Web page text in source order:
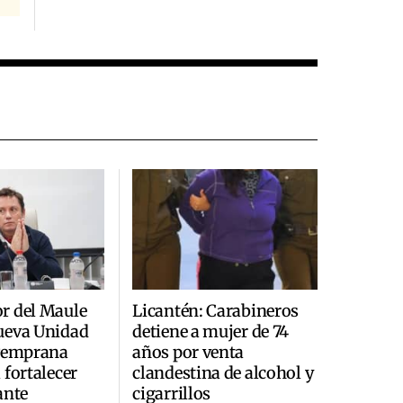
del Maule
Unidad
Licantén: Carabineros
detiene a mujer de 74
años por venta
clandestina de alcohol y
cigarrillos